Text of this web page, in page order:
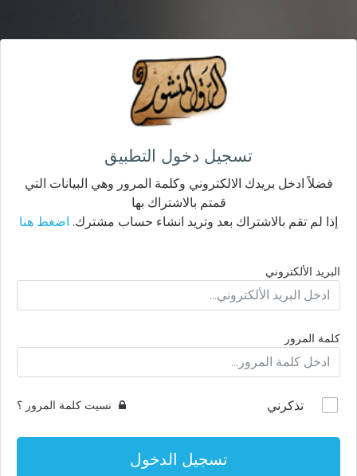
تسجيل دخول التطبيق
فضلاً ادخل بريدك الالكتروني وكلمة المرور وهي البيانات التي
قمتم بالاشتراك بها
إذا لم تقم بالاشتراك بعد وتريد انشاء حساب مشترك. اضغط هنا
البريد الألكتروني
كلمة المرور
تذكرني نسيت كلمة المرور ؟
تسجيل الدخول